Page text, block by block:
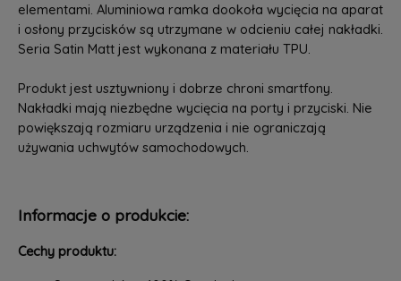
elementami. Aluminiowa ramka dookoła wycięcia na aparat
i osłony przycisków są utrzymane w odcieniu całej nakładki.
Seria Satin Matt jest wykonana z materiału TPU.
Produkt jest usztywniony i dobrze chroni smartfony.
Nakładki mają niezbędne wycięcia na porty i przyciski. Nie
powiększają rozmiaru urządzenia i nie ograniczają
używania uchwytów samochodowych.
Informacje o produkcie:
Cechy produktu: